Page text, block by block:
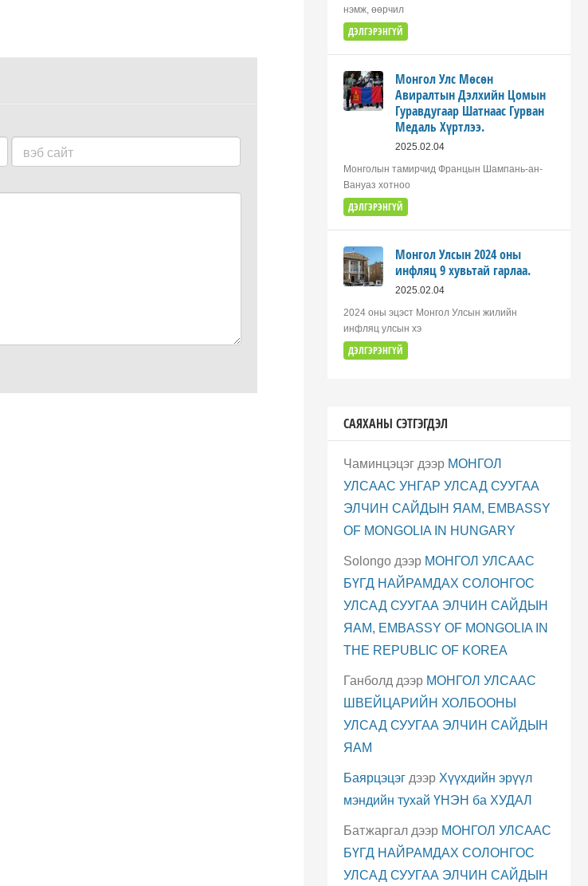
вэб сайт
нэмж, өөрчил
ДЭЛГЭРЭНГҮЙ
Монгол Улс Мөсөн
Авиралтын Дэлхийн Цомын
Гуравдугаар Шатнаас Гурван
Медаль Хүртлээ.
2025.02.04
Монголын тамирчид Францын Шампань-ан-
Вануаз хотноо
ДЭЛГЭРЭНГҮЙ
Монгол Улсын 2024 оны
инфляц 9 хувьтай гарлаа.
2025.02.04
2024 оны эцэст Монгол Улсын жилийн
инфляц улсын хэ
ДЭЛГЭРЭНГҮЙ
САЯХАНЫ СЭТГЭГДЭЛ
Чаминцэцэгдээр МОНГОЛ
УЛСААС УНГАР УЛСАД СУУГАА
ЭЛЧИН САЙДЫН ЯАМ, EMBASSY
OF MONGOLIA IN HUNGARY
Solongoдээр МОНГОЛ УЛСААС
БҮГД НАЙРАМДАХ СОЛОНГОС
УЛСАД СУУГАА ЭЛЧИН САЙДЫН
ЯАМ, EMBASSY OF MONGOLIA IN
THE REPUBLIC OF KOREA
Ганболд дээр МОНГОЛ УЛСААС
ШВЕЙЦАРИЙН ХОЛБООНЫ
УЛСАД СУУГАА ЭЛЧИН САЙДЫН
ЯАМ
Баярцэцэгдээр Хүүхдийн эрүүл
мэндийн тухай ҮНЭН ба ХУДАЛ
Батжаргалдээр МОНГОЛ УЛСААС
БҮГД НАЙРАМДАХ СОЛОНГОС
УЛСАД СУУГАА ЭЛЧИН САЙДЫН